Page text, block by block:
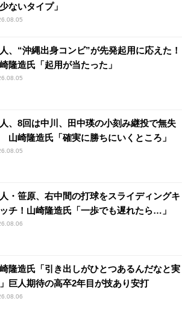
ないタイプ」
、“沖縄出身コンビ”が先発起用に応えた！
隆造氏「起用が当たった」
、8回は中川、田中瑛の小刻み継投で無失
山崎隆造氏「確実に勝ちにいくところ」
・笹原、右中間の打球をスライディングキ
チ！山崎隆造氏「一歩でも遅れたら…」
隆造氏「引き出しがひとつあるんだなと実
巨人期待の高卒2年目が技あり安打